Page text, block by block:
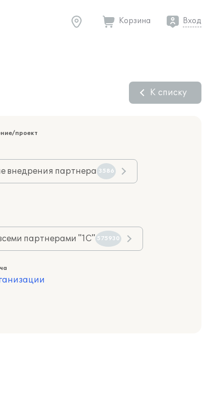
Корзина Вход
К списку
проект
внедрения партнера 3586
партнерами "1С" 575930